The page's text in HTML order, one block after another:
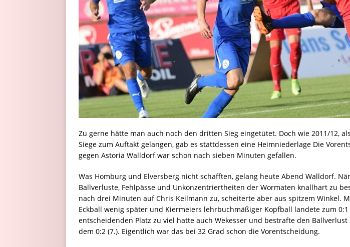
Zu gerne hätte man auch noch den dritten Sieg eingetütet. Doch wie 2011/12,
Siege zum Auftakt gelangen, gab es stattdessen eine Heimniederlage Die
gegen Astoria Walldorf war schon nach sieben Minuten gefallen.
Was Homburg und Elversberg nicht schafften, gelang heute Abend Walldorf.
Ballverluste, Fehlpässe und Unkonzentriertheiten der Wormaten knallhart zu
nach drei Minuten auf Chris Keilmann zu, scheiterte aber aus spitzem Winkel.
Eckball wenig später und Kiermeiers lehrbuchmäßiger Kopfball landete zum 0:1
entscheidenden Platz zu viel hatte auch Wekesser und bestrafte den
dem 0:2 (7.). Eigentlich war das bei 32 Grad schon die Vorentscheidung.